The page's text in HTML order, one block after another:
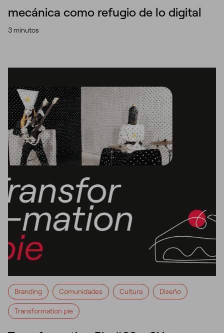
mecánica como refugio de lo digital
3 minutos
Branding Comunidades Cultura Diseño
Transformation pie